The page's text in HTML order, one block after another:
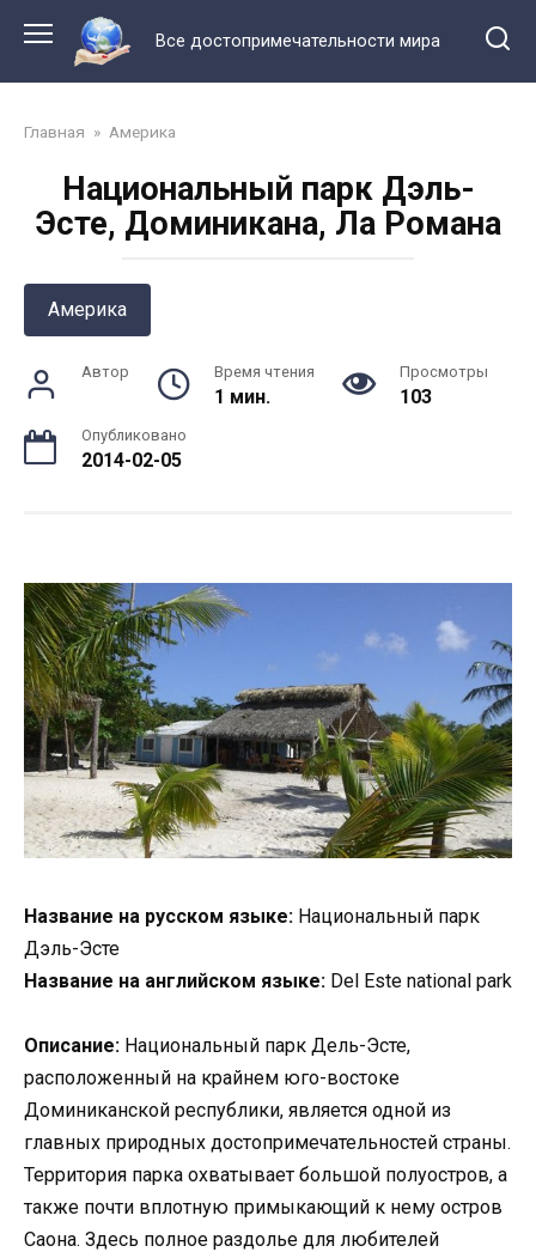
контенту
Все достопримечательности мира
Главная » Америка
Национальный парк Дэль-
Эсте, Доминикана, Ла Романа
Америка
Автор Время чтения
1 мин.
Просмотры
103
Опубликовано
2014-02-05
Название на русском языке: Национальный парк
Дэль-Эсте
Название на английском языке: Del Este national park
Описание: Национальный парк Дель-Эсте,
расположенный на крайнем юго-востоке
Доминиканской республики, является одной из
главных природных достопримечательностей страны.
Территория парка охватывает большой полуостров, а
также почти вплотную примыкающий к нему остров
Саона. Здесь полное раздолье для любителей